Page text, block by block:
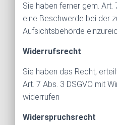
Sie haben ferner gem. Art.
eine Beschwerde bei der
Aufsichtsbehörde
Widerrufsrecht
Sie haben das Recht,
Art. 7 Abs. 3 DSGVO mit
widerrufen
Widerspruchsrecht